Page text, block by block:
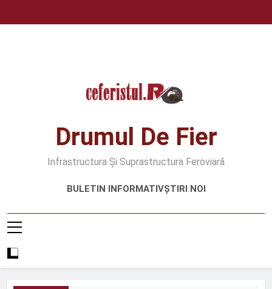
Drumul De Fier
Infrastructura Și Suprastructura Feroviară
BULETIN INFORMATIVȘTIRI NOI